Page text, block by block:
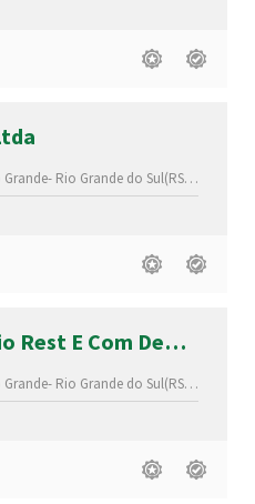
Grande- Rio Grande do Sul(RS) ,96200010
Rest E Com De
Grande- Rio Grande do Sul(RS) ,96200010